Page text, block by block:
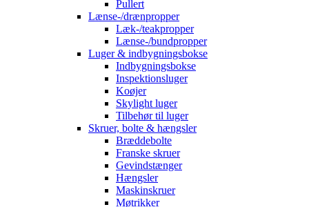
Pullert
Lænse-/drænpropper
Læk-/teakpropper
Lænse-/bundpropper
Luger & indbygningsbokse
Indbygningsbokse
Inspektionsluger
Koøjer
Skylight luger
Tilbehør til luger
Skruer, bolte & hængsler
Bræddebolte
Franske skruer
Gevindstænger
Hængsler
Maskinskruer
Møtrikker